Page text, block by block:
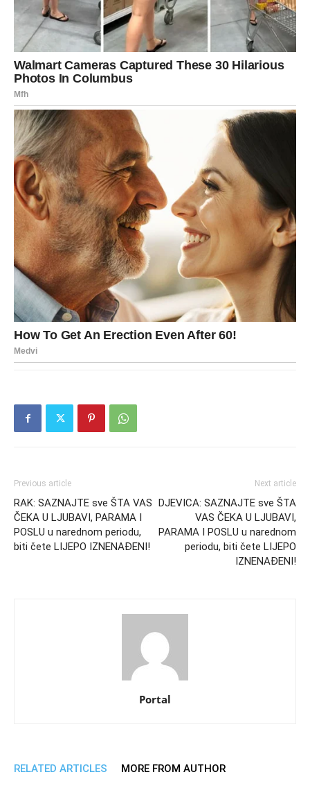
Previous article
RAK: SAZNAJTE sve ŠTA VAS
ČEKA U LJUBAVI, PARAMA I
POSLU u narednom periodu,
biti čete LIJEPO IZNENAĐENI!
Next article
DJEVICA: SAZNAJTE sve ŠTA
VAS ČEKA U LJUBAVI,
PARAMA I POSLU u narednom
periodu, biti čete LIJEPO
IZNENAĐENI!
Portal
RELATED ARTICLES MORE FROM AUTHOR